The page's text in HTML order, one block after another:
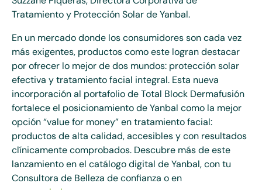
Tratamiento y Protección Solar de Yanbal.
En un mercado donde los consumidores son cada vez
más exigentes, productos como este logran destacar
por ofrecer lo mejor de dos mundos: protección solar
efectiva y tratamiento facial integral. Esta nueva
incorporación al portafolio de Total Block Dermafusión
fortalece el posicionamiento de Yanbal como la mejor
opción “value for money” en tratamiento facial:
productos de alta calidad, accesibles y con resultados
clínicamente comprobados. Descubre más de este
lanzamiento en el catálogo digital de Yanbal, con tu
Consultora de Belleza de confianza o en